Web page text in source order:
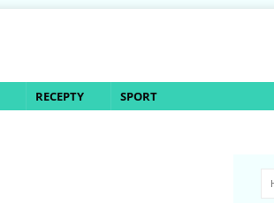
RECEPTY SPORT